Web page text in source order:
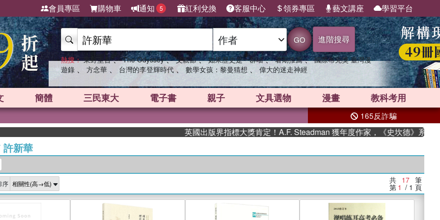
會員專區 購物車 通知 5 紅利兌換 客服中心 領券專區 藝文講座 學習平台
GO 進階搜尋
熱搜： 東野圭吾 、 The Odyssey 、 父親節 、 如果歷史是一群喵 、 暑期推薦 、 國際布克獎 臺灣漫
遊錄 、 方念華 、 台灣的李登輝時代 、 數學女孩：黎曼猜想 、 偉大的迷走神經
簡體 三民東大 電子書 親子 文具選物 漫畫 教科考用
165反詐騙
英國出版界指標大獎肯定！A.F. Steadman 獲年度作家，《史坎德》系列帶你
許新華
序 共 17 筆
第 1 / 1 頁